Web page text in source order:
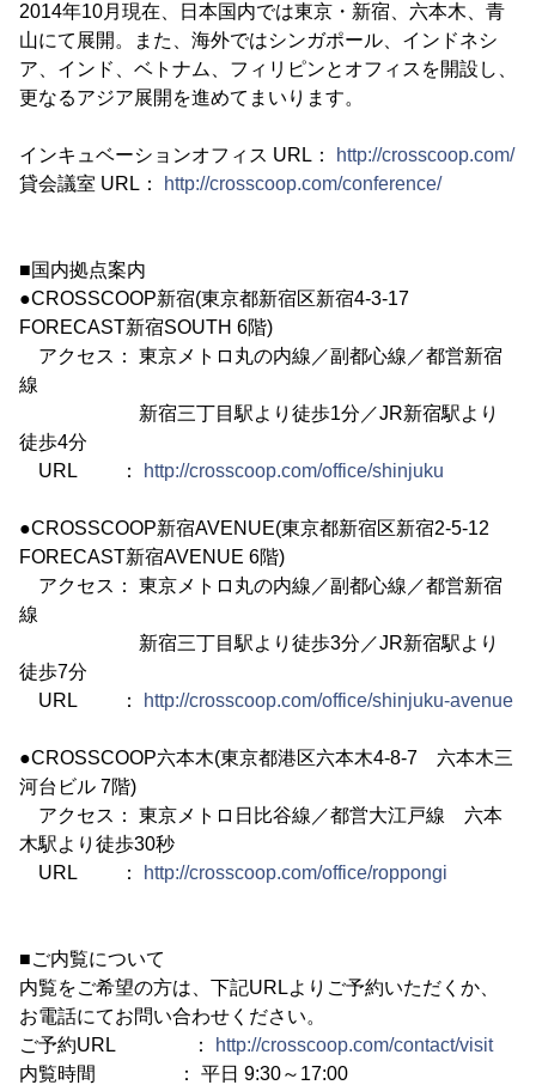
2014年10月現在、日本国内では東京・新宿、六本木、青
山にて展開。また、海外ではシンガポール、インドネシ
ア、インド、ベトナム、フィリピンとオフィスを開設し、
更なるアジア展開を進めてまいります。
インキュベーションオフィス URL：
http://crosscoop.com/
貸会議室 URL：
http://crosscoop.com/conference/
■国内拠点案内
●CROSSCOOP新宿(東京都新宿区新宿4-3-17
FORECAST新宿SOUTH 6階)
アクセス： 東京メトロ丸の内線／副都心線／都営新宿
線
新宿三丁目駅より徒歩1分／JR新宿駅より
徒歩4分
URL ：
http://crosscoop.com/office/shinjuku
●CROSSCOOP新宿AVENUE(東京都新宿区新宿2-5-12
FORECAST新宿AVENUE 6階)
アクセス： 東京メトロ丸の内線／副都心線／都営新宿
線
新宿三丁目駅より徒歩3分／JR新宿駅より
徒歩7分
URL ：
http://crosscoop.com/office/shinjuku-avenue
●CROSSCOOP六本木(東京都港区六本木4-8-7 六本木三
河台ビル 7階)
アクセス： 東京メトロ日比谷線／都営大江戸線 六本
木駅より徒歩30秒
URL ：
http://crosscoop.com/office/roppongi
■ご内覧について
内覧をご希望の方は、下記URLよりご予約いただくか、
お電話にてお問い合わせください。
ご予約URL ：
http://crosscoop.com/contact/visit
内覧時間 ： 平日 9:30～17:00